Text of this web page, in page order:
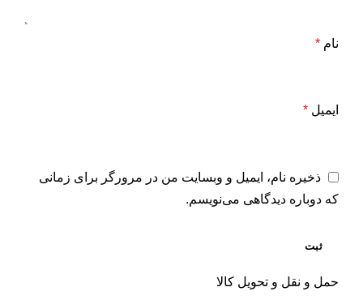
نام *
ایمیل *
ذخیره نام، ایمیل و وبسایت من در مرورگر برای زمانی
که دوباره دیدگاهی می‌نویسم.
حمل و نقل و تحویل کالا